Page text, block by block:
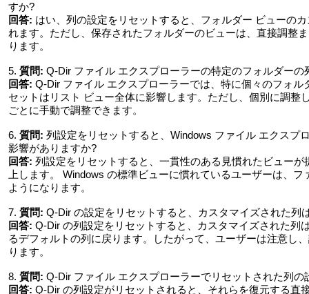
すか?
回答: はい、列の設定をリセットすると、フォルダー ビューの
れます。ただし、保存されたフォルダーのビューは、直接調整
ります。
5. 質問: Q-Dir ファイル エクスプローラーの特定のフォルダー
回答: Q-Dir ファイル エクスプローラーでは、特に個々のフォ
セットはリスト ビュー全体に影響します。ただし、個別に調整
ごとに手動で調整できます。
6. 質問: 列設定をリセットすると、Windows ファイル エクスプ
影響がありますか?
回答: 列設定をリセットすると、一貫性のある見慣れたビュー
上します。 Windows の標準ビューに慣れているユーザーは、
ようになります。
7. 質問: Q-Dir の設定をリセットすると、カスタマイズされた列
回答: Q-Dir の列設定をリセットすると、カスタマイズされた列
るデフォルトの列に戻ります。したがって、ユーザーは注意し
ります。
8. 質問: Q-Dir ファイル エクスプローラーでリセットされた列
回答: Q-Dir の列設定がリセットされると、それらを復元する直